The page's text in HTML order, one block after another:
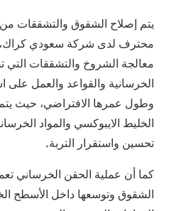
يتم إصلاح الشقوق والتشققات
محترف لدى شركة سعودي كراك،
معالجة الشروخ والتشققات التي
الخرسانية والقواعد والعمل على
وطول عمرها الافتراضي، حيث
الخليط الايبوكسي والمواد
تحسين واستقرار التربة.
كما أن عملية الحقن الخرساني
الشقوق وتوسعها داخل الأسطح